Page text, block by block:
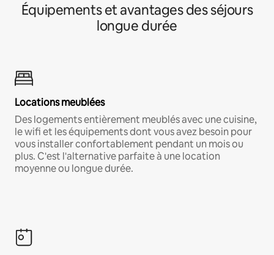
Équipements et avantages des séjours
longue durée
Locations meublées
Des logements entièrement meublés avec une cuisine,
le wifi et les équipements dont vous avez besoin pour
vous installer confortablement pendant un mois ou
plus. C'est l'alternative parfaite à une location
moyenne ou longue durée.